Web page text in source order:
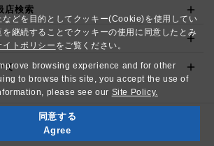
などを目的としてクッキー(Cookie)を使用してい
を継続することでクッキーの使用に同意したとみ
イトポリシー をご覧ください。
browsing experience and for other
to browse this site, you accept the use of
please see our Site Policy.
同意する
Agree
店検索
て
NICHIBEI CO.,LTD. All Rights Reserved.